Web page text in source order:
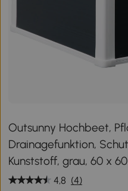
Outsunny Hochbeet,
Drainagefunktion,
Kunststoff, grau, 60 x
4,8 (4)